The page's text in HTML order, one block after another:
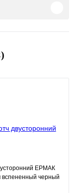
ЕРМАК
черный